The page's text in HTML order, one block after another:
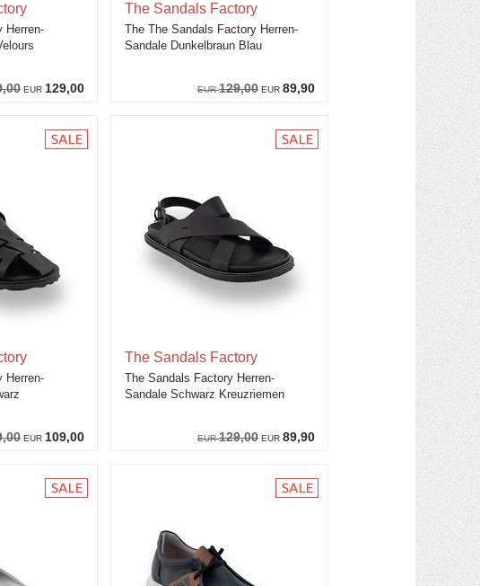
EUR 129,00
Herren-
EUR129,00 EUR 89,90
The Sandals Factory
The The Sandals Factory Herren-
Sandale Dunkelbraun Blau
EUR 109,00
Herren-
EUR129,00 EUR 89,90
The Sandals Factory
The Sandals Factory Herren-
Sandale Schwarz Kreuzriemen